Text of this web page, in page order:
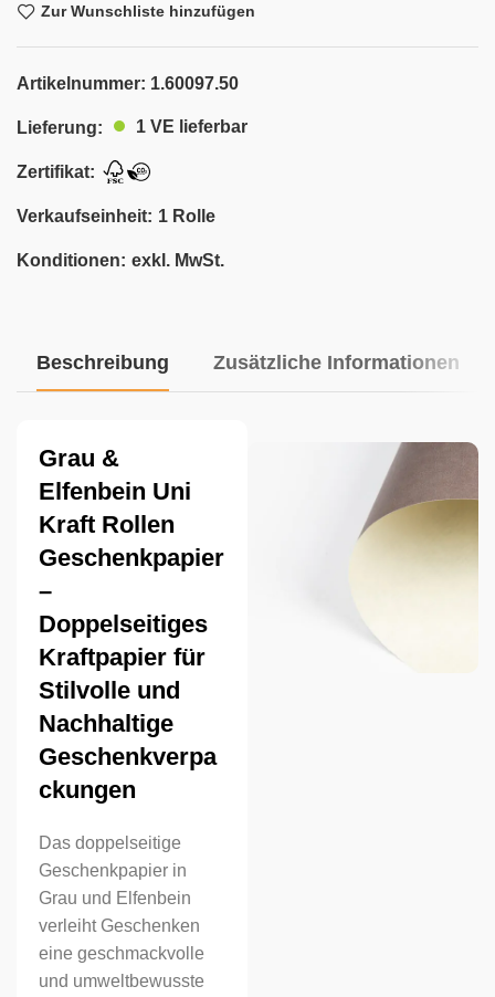
Zur Wunschliste hinzufügen
Artikelnummer: 1.60097.50
Lieferung: 1 VE lieferbar
Zertifikat:
Verkaufseinheit: 1 Rolle
Konditionen: exkl. MwSt.
Beschreibung Zusätzliche Informationen
Grau &
Elfenbein Uni
Kraft Rollen
Geschenkpapier
–
Doppelseitiges
Kraftpapier für
Stilvolle und
Nachhaltige
Geschenkverpa
ckungen
Das doppelseitige
Geschenkpapier in
Grau und Elfenbein
verleiht Geschenken
eine geschmackvolle
und umweltbewusste